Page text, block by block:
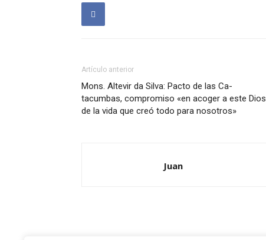
Artículo anterior
Mons. Altevir da Silva: Pacto de las Ca-
tacumbas, compromiso «en acoger a este Dios
de la vida que creó todo para nosotros»
Juan